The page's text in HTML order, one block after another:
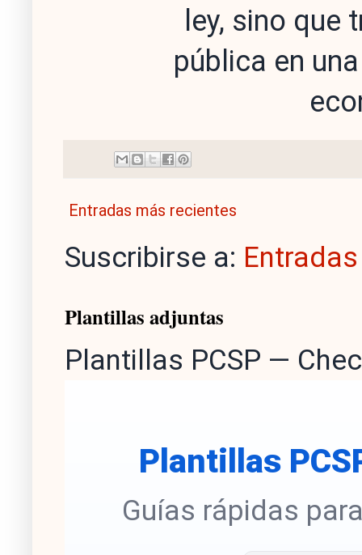
ley, sino
pública en
Entradas más recientes
Suscribirse a:
Plantillas adjuntas
Plantillas PCSP —
Plantillas
Guías rápidas